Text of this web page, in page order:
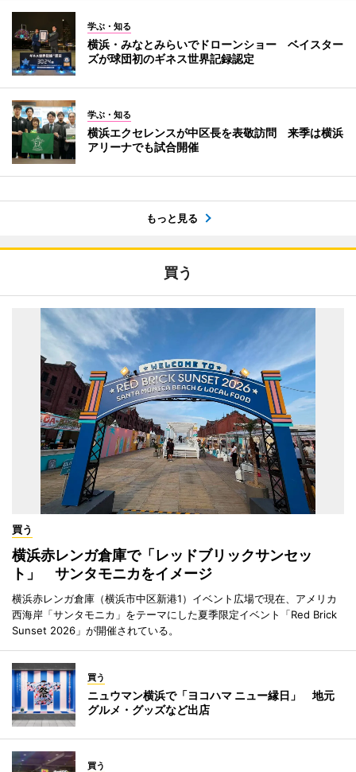
学ぶ・知る
横浜・みなとみらいでドローンショー ベイスター
ズが球団初のギネス世界記録認定
学ぶ・知る
横浜エクセレンスが中区長を表敬訪問 来季は横浜
アリーナでも試合開催
もっと見る
買う
買う
横浜赤レンガ倉庫で「レッドブリックサンセッ
ト」 サンタモニカをイメージ
横浜赤レンガ倉庫（横浜市中区新港1）イベント広場で現在、アメリカ
西海岸「サンタモニカ」をテーマにした夏季限定イベント「Red Brick
Sunset 2026」が開催されている。
買う
ニュウマン横浜で「ヨコハマ ニュー縁日」 地元
グルメ・グッズなど出店
買う